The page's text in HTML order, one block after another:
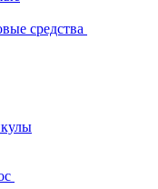
средства